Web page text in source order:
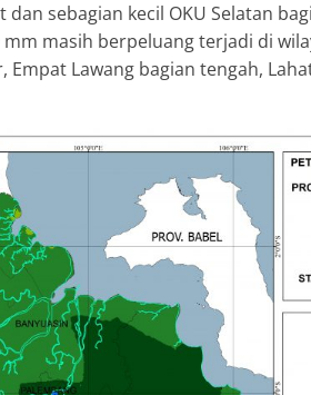
sebagian kecil OKU Selatan
masih berpeluang terjadi di
Lawang bagian tengah,